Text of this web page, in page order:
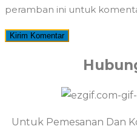
peramban ini untuk
Untuk Pemesanan Dan